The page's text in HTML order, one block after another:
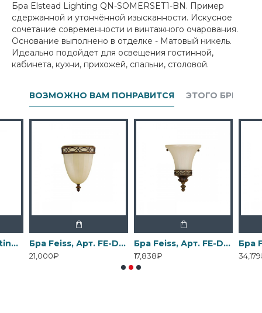
Бра Elstead Lighting QN-SOMERSET1-BN. Пример
сдержанной и утончённой изысканности. Искусное
сочетание современности и винтажного очарования.
Основание выполнено в отделке - Матовый никель.
Идеально подойдет для освещения гостинной,
кабинета, кухни, прихожей, спальни, столовой.
ВОЗМОЖНО ВАМ ПОНРАВИТСЯ ЭТОГО БРЕНДА
Бра Elstead Lighting, Арт. DL-COSMOS1 Бра Feiss, Арт. FE-DRAWING-ROOM-WU1
21,000₽
Бра Feiss, Арт. FE-DRAWING-ROOM-WU2
17,838₽